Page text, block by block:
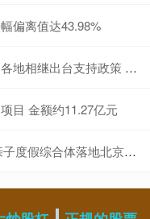
偏离值达43.98%
支持政策 这些厂商走在前列
目 金额约11.27亿元
假综合体落地北京昌平